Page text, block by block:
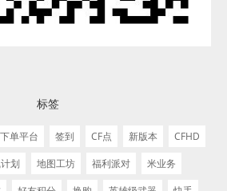
标签
单平台 签到 CF点 新版本
CFHD
划 地图工坊 福利派对
米业务